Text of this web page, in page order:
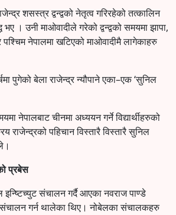
शसस्त्र द्वन्द्वको नेतृत्व गरिरहेको तत्कालिन
। उनी माओवादीले गरेको द्वन्द्वको समयमा झापा,
नेपालमा खटिएको माओवादीमै लागेकाहरु
पुगेको बेला राजेन्द्र न्यौपाने एका–एक ‘सुनिल
नेपालबाट चीनमा अध्ययन गर्ने विद्यार्थीहरुको
राजेन्द्रको पहिचान विस्तारै विस्तारै सुनिल
प्रबेस
इन्ष्टिच्युट संचालन गर्दै आएका नवराज पाण्डे
गर्न थालेका थिए। नोबेलका संचालकहरु